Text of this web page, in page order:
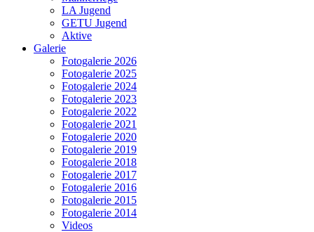
LA Jugend
GETU Jugend
Aktive
Galerie
Fotogalerie 2026
Fotogalerie 2025
Fotogalerie 2024
Fotogalerie 2023
Fotogalerie 2022
Fotogalerie 2021
Fotogalerie 2020
Fotogalerie 2019
Fotogalerie 2018
Fotogalerie 2017
Fotogalerie 2016
Fotogalerie 2015
Fotogalerie 2014
Videos